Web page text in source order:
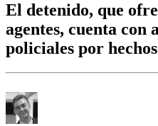
El detenido, que
agentes, cuenta con
policiales por